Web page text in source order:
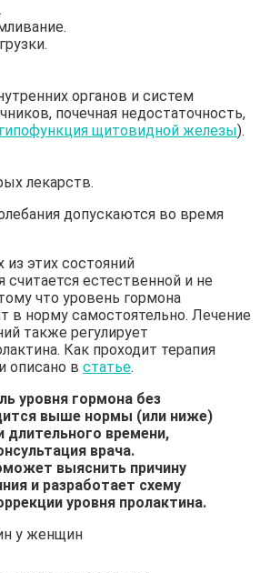
органов и систем
почечная недостаточность,
гипофункция щитовидной железы).
лекарств.
допускаются во время
этих состояний
считается естественной и не
что уровень гормона
в норму самостоятельно. Лечение
также регулирует
Как проходит терапия
описано в статье.
уровня гормона без
выше нормы (или ниже)
длительного времени,
врача.
выяснить причину
и разработает схему
уровня пролактина.